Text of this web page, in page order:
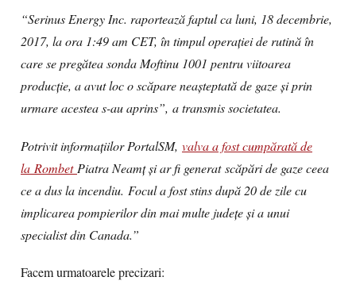
“Serinus Energy Inc. raportează faptul ca luni, 18 decembrie,
2017, la ora 1:49 am CET, în timpul operaţiei de rutină în
care se pregătea sonda Moftinu 1001 pentru viitoarea
producţie, a avut loc o scăpare neaşteptată de gaze şi prin
urmare acestea s-au aprins”, a transmis societatea.
Potrivit informaţiilor PortalSM, valva a fost cumpărată de
la Rombet Piatra Neamţ şi ar fi generat scăpări de gaze ceea
ce a dus la incendiu. Focul a fost stins după 20 de zile cu
implicarea pompierilor din mai multe judeţe şi a unui
specialist din Canada.”
Facem urmatoarele precizari: